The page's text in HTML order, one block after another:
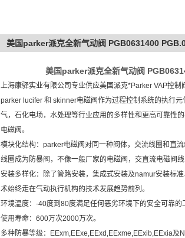
美国parker派克全新气动阀 PGB0631400
美国parker派克全新气动阀
上海康驿实业有限公司专业供应美国派克*Parker VAP控制
parker lucifer 和 skinner电磁阀作为过程控制系统的执行
气，石化电场，水处理等行业应用的多样性和更高可靠性
电磁阀。
模块化结构：parker电磁阀对同一种阀体，交流线圈和直
线圈成为防暴阀，不像一般厂家的电磁阀，交直流电磁阀
安装多样化：除了管路安装，集成式安装及namur安装标
术始终走在气动执行机构的技术发展趋势前列。
环境温度：-40度到80度满足任何恶劣环境下的安全可靠的
使用寿命：600万次2000万次。
多种防暴等级：EExm,EExe,EExd,EExme,EExib,EExia及